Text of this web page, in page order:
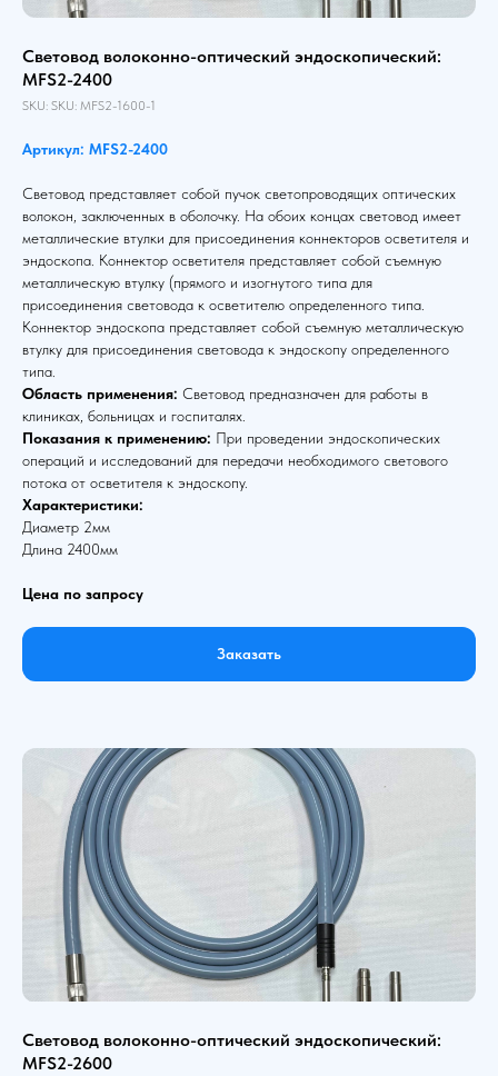
Световод волоконно-оптический эндоскопический:
MFS2-2400
SKU: SKU: MFS2-1600-1
Артикул: MFS2-2400
Световод представляет собой пучок светопроводящих оптических
волокон, заключенных в оболочку. На обоих концах световод имеет
металлические втулки для присоединения коннекторов осветителя и
эндоскопа. Коннектор осветителя представляет собой съемную
металлическую втулку (прямого и изогнутого типа для
присоединения световода к осветителю определенного типа.
Коннектор эндоскопа представляет собой съемную металлическую
втулку для присоединения световода к эндоскопу определенного
типа.
Область применения: Световод предназначен для работы в
клиниках, больницах и госпиталях.
Показания к применению: При проведении эндоскопических
операций и исследований для передачи необходимого светового
потока от осветителя к эндоскопу.
Характеристики:
Диаметр 2мм
Длина 2400мм
Цена по запросу
Заказать
Световод волоконно-оптический эндоскопический:
MFS2-2600